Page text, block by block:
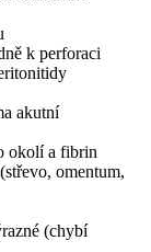
k perforaci
akutní
okolí a fibrin
omentum,
(chybí